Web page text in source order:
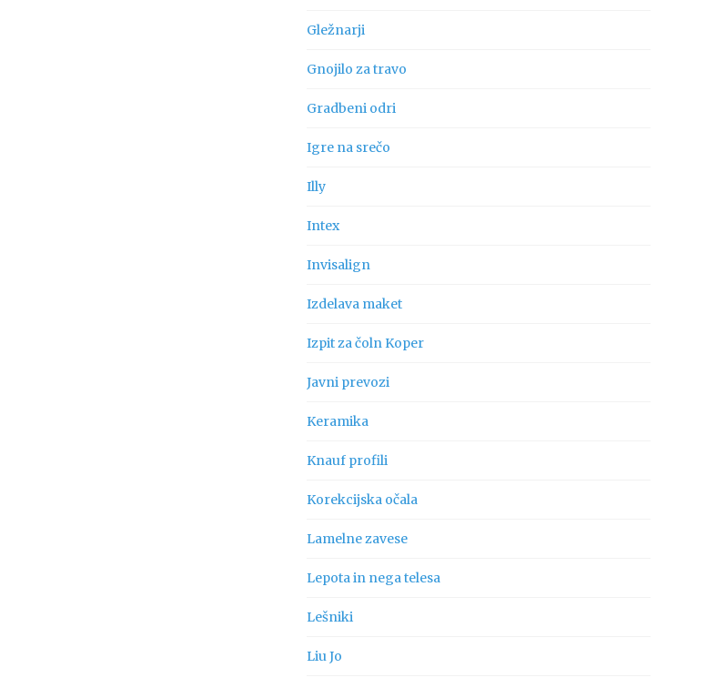
Gležnarji
Gnojilo za travo
Gradbeni odri
Igre na srečo
Illy
Intex
Invisalign
Izdelava maket
Izpit za čoln Koper
Javni prevozi
Keramika
Knauf profili
Korekcijska očala
Lamelne zavese
Lepota in nega telesa
Lešniki
Liu Jo